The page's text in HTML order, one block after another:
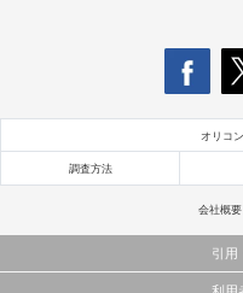
オリコ
調査方法
会社概要
引用